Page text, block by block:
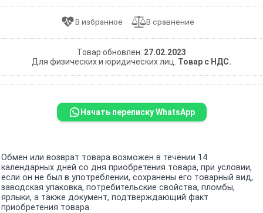
Товар обновлен: 27.02.2023
Для физических и юридических лиц. Товар с НДС.
Начать переписку WhatsApp
Обмен или возврат товара возможен в течении 14
календарных дней со дня приобретения товара, при условии,
если он не был в употреблении, сохранены его товарный вид,
заводская упаковка, потребительские свойства, пломбы,
ярлыки, а также документ, подтверждающий факт
приобретения товара.